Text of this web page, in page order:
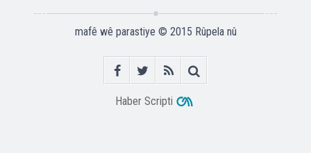
mafê wê parastiye © 2015 Rûpela nû
Haber Scripti